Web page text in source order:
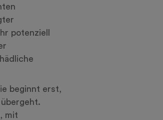
potenziell
beginnt erst,
mit